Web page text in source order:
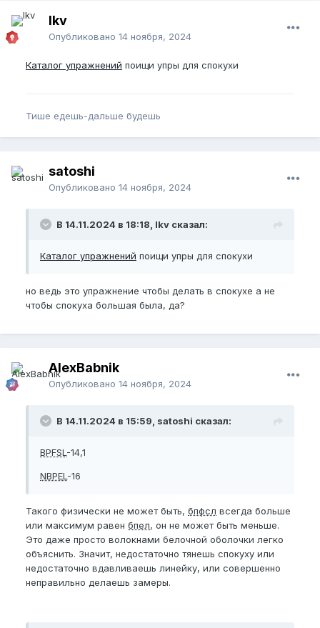
lkv
Опубликовано 14 ноября, 2024
Каталог упражнений поищи упры для спокухи
Тише едешь-дальше будешь
satoshi
Опубликовано 14 ноября, 2024
В 14.11.2024 в 18:18, lkv сказал:
Каталог упражнений поищи упры для спокухи
но ведь это упражнение чтобы делать в спокухе а не
чтобы спокуха большая была, да?
AlexBabnik
Опубликовано 14 ноября, 2024
В 14.11.2024 в 15:59, satoshi сказал:
BPFSL -14,1
NBPEL -16
Такого физически не может быть, бпфсл всегда больше
или максимум равен бпел, он не может быть меньше.
Это даже просто волокнами белочной оболочки легко
объяснить. Значит, недостаточно тянешь спокуху или
недостаточно вдавливаешь линейку, или совершенно
неправильно делаешь замеры.